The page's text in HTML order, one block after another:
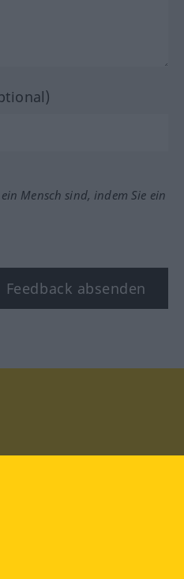
Mensch sind, indem Sie ein
Feedback absenden